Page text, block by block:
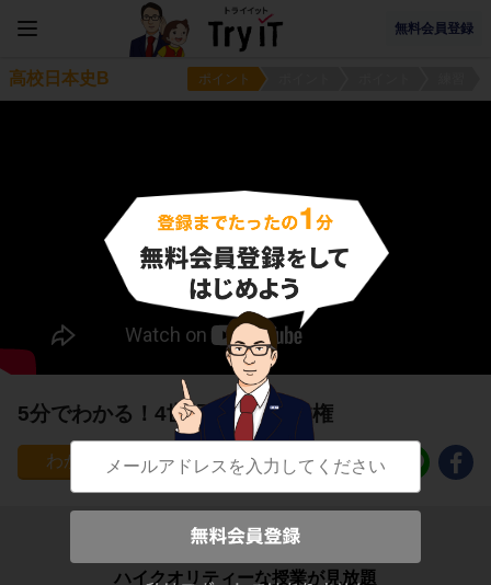
無料会員登録
高校日本史B ポイント
5分でわかる！4世紀のヤマト政権
166
子どもの勉強から大人の学び直しまで
ハイクオリティーな授業が見放題